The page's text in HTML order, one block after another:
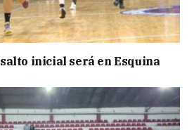
inicial será en Esquina